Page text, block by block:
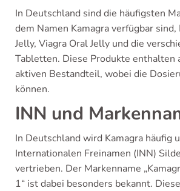
In Deutschland sind die häufigsten
dem Namen Kamagra verfügbar sind,
Jelly, Viagra Oral Jelly und die
Tabletten. Diese Produkte enthalten
aktiven Bestandteil, wobei die
können.
INN und
In Deutschland wird Kamagra häufig
Internationalen Freinamen (INN)
vertrieben. Der Markenname
1“ ist dabei besonders bekannt.